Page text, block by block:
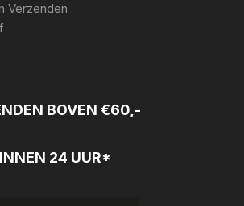
Verzenden
BOVEN €60,-
24 UUR*